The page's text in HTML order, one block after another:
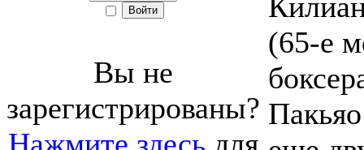
Вы не
зарегистрированы?
(65-е